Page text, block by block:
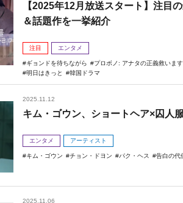
【2025年12月放送スタート】注目
＆話題作を一挙紹介
注目 エンタメ
ギョンドを待ちながら プロボノ: アナタの正義救いま
明日はきっと
韓国ドラマ
2025.11.12
キム・ゴウン、ショートヘア×囚人
エンタメ アーティスト
キム・ゴウン チョン・ドヨン パク・ヘス 告白の代
2025.11.06